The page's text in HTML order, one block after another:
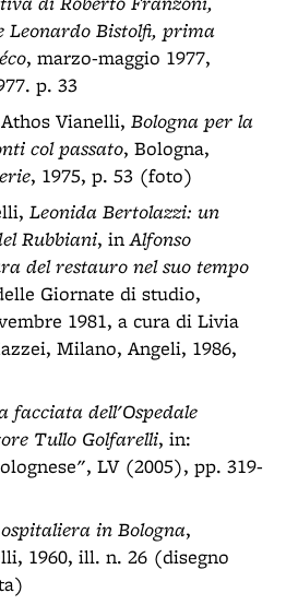
Leonardo Bistolfi, prima
, marzo-maggio 1977,
p. 33
Vianelli, Bologna per la
col passato, Bologna,
, 1975, p. 53 (foto)
Leonida Bertolazzi: un
Rubbiani, inAlfonso
del restauro nel suo tempo
Giornate di studio,
1981, a cura di Livia
Milano, Angeli, 1986,
facciata dell'Ospedale
Tullo Golfarelli, in:
LV (2005), pp. 319-
in Bologna,
1960, ill. n. 26 (disegno